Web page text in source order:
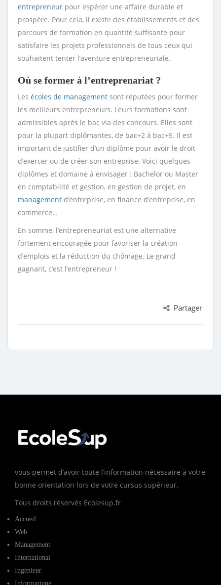
entrepreneur pour espérer une affaire durable et
prospère. Pour cela, il existe des établissements et des
parcours de formation en quantité suffisante pour
satisfaire les projets professionnels de tous ceux qui
souhaitent tenter l’aventure entrepreneuriale.
Où se former à l’entreprenariat ?
Les écoles de management sont réputées pour former
les meilleurs entrepreneurs. Leurs formations sont
admissibles après le bac via des concours. Elles sont
pour la plupart diplômantes, de bac+2 à bac+5. Il est
important de justifier d’un diplôme pour avoir le droit
d’exercer ou de créer son entreprise. Voici quelques
diplômes et domaine à envisager : Bachelor ou Master
en comptabilité et gestion, en gestion de projet, en
management d’entreprise, en finance d’entreprise, en
commerce…
En somme, l’entrepreneuriat est une alternative
fortement encouragée pour favoriser la création
d’emplois et la réduction du chômage. Le grand
gagnant, c’est l’entrepreneur !
Partager
vous permet d’avoir toute l’information nécessaire à votre
bonne orientation lors de votre cursus supérieur.
Tous droits réservés Ecolesup.fr
Accueil
Web
Management
International
Ingénieur
Informatique